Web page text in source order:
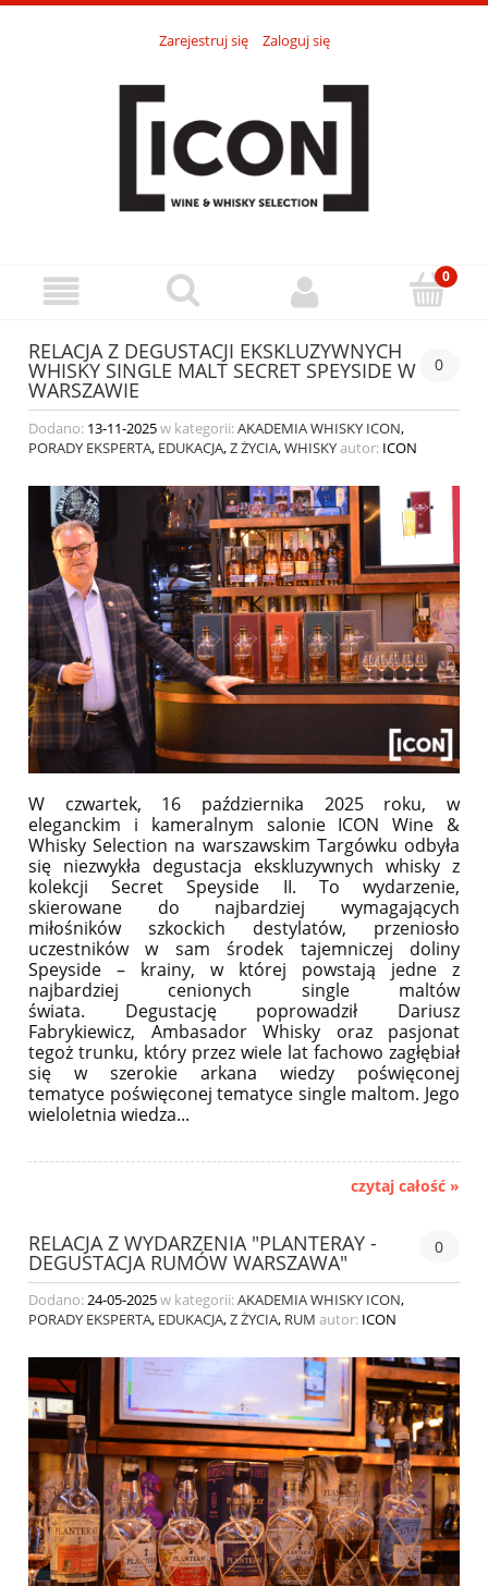
Zarejestruj się Zaloguj się
RELACJA Z DEGUSTACJI EKSKLUZYWNYCH
WHISKY SINGLE MALT SECRET SPEYSIDE W
WARSZAWIE
0
Dodano: 13-11-2025w kategorii:AKADEMIA WHISKY ICON,
PORADY EKSPERTA, EDUKACJA,Z ŻYCIA,WHISKYautor: ICON
W czwartek, 16 października 2025 roku, w
eleganckim i kameralnym salonie ICON Wine &
Whisky Selection na warszawskim Targówku odbyła
się niezwykła degustacja ekskluzywnych whisky z
kolekcji Secret Speyside II. To wydarzenie,
skierowane do najbardziej wymagających
miłośników szkockich destylatów, przeniosło
uczestników w sam środek tajemniczej doliny
Speyside – krainy, w której powstają jedne z
najbardziej cenionych single maltów
świata. Degustację poprowadził Dariusz
Fabrykiewicz, Ambasador Whisky oraz pasjonat
tegoż trunku, który przez wiele lat fachowo zagłębiał
się w szerokie arkana wiedzy poświęconej
tematyce poświęconej tematyce single maltom. Jego
wieloletnia wiedza...
czytaj całość »
RELACJA Z WYDARZENIA "PLANTERAY -
DEGUSTACJA RUMÓW WARSZAWA"
0
Dodano:24-05-2025w kategorii:AKADEMIA WHISKY ICON,
PORADY EKSPERTA, EDUKACJA,Z ŻYCIA, RUM autor: ICON